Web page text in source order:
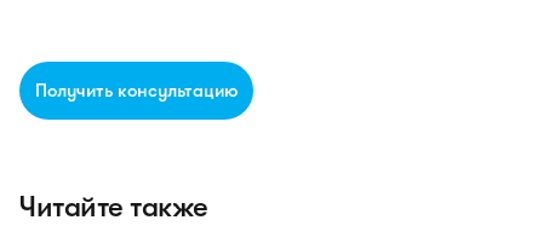
Получить консультацию
Читайте также